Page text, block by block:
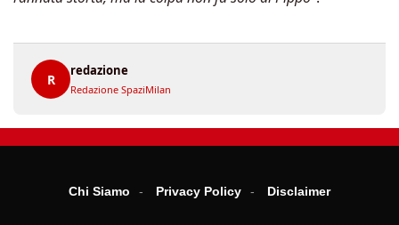
R
redazione
Redazione SpaziMilan
Chi Siamo Privacy Policy Disclaimer